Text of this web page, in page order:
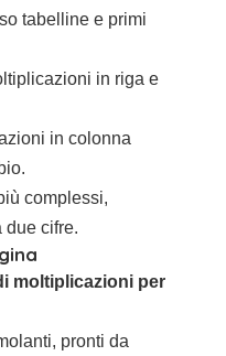
tabelline e primi
in riga e
in colonna
complessi,
due cifre.
moltiplicazioni per
pronti da